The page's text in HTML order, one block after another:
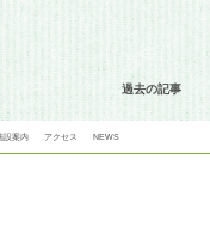
過去の記事
設案内 アクセス NEWS